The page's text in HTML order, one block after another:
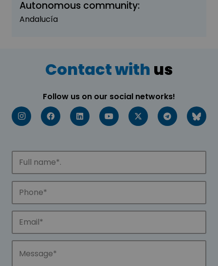
Autonomous community:
Andalucía
Contact with us
Follow us on our social networks!